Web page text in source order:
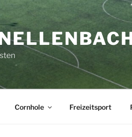
Cornhole Freizeitsport